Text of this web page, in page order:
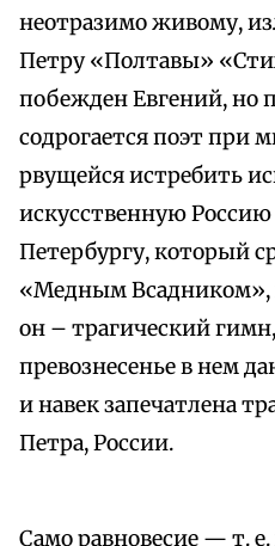
неотразимо живому,
Петру «Полтавы»
побежден Евгений, но
содрогается поэт при
рвущейся истребить
искусственную
Петербургу, который
«Медным Всадником»,
он – трагический
превознесенье в нем
и навек запечатлена
Петра, России.
Само равновесие — т.